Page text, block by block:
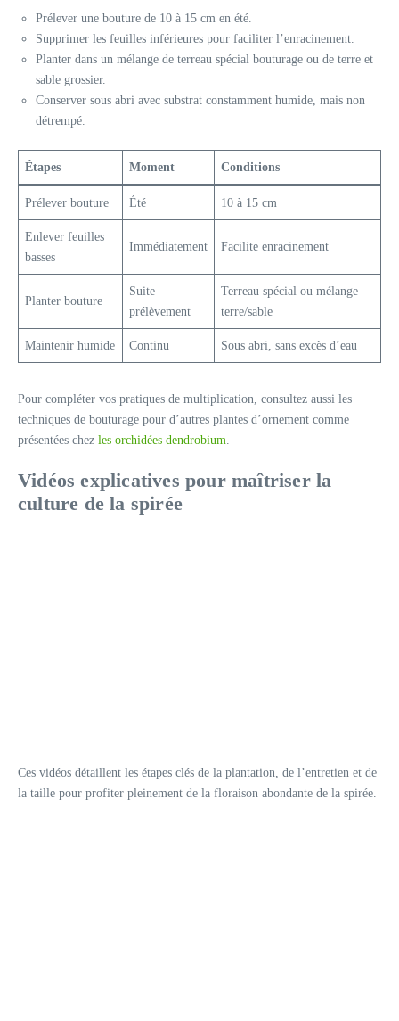
Prélever une bouture de 10 à 15 cm en été.
Supprimer les feuilles inférieures pour faciliter l’enracinement.
Planter dans un mélange de terreau spécial bouturage ou de terre et
sable grossier.
Conserver sous abri avec substrat constamment humide, mais non
détrempé.
Étapes Moment Conditions
Prélever bouture Été 10 à 15 cm
Enlever feuilles
basses
Immédiatement Facilite enracinement
Planter bouture
Suite
prélèvement
Terreau spécial ou mélange
terre/sable
Maintenir humide Continu Sous abri, sans excès d’eau
Pour compléter vos pratiques de multiplication, consultez aussi les
techniques de bouturage pour d’autres plantes d’ornement comme
présentées chez les orchidées dendrobium.
Vidéos explicatives pour maîtriser la
culture de la spirée
Ces vidéos détaillent les étapes clés de la plantation, de l’entretien et de
la taille pour profiter pleinement de la floraison abondante de la spirée.